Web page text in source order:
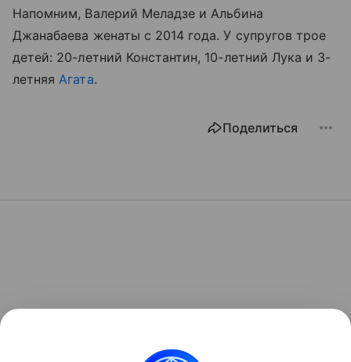
Напомним, Валерий Меладзе и Альбина
Джанабаева женаты с 2014 года. У супругов трое
детей: 20-летний Константин, 10-летний Лука и 3-
летняяАгата.
Поделиться